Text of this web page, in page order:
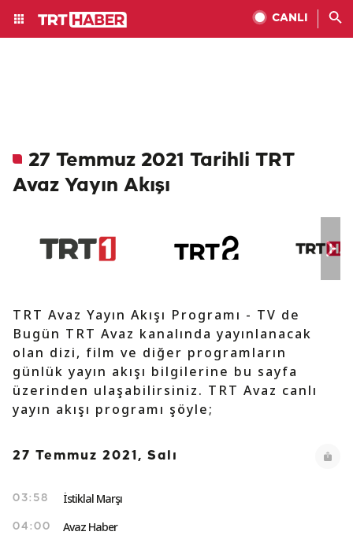
CANLI
27 Temmuz 2021 Tarihli TRT
Avaz Yayın Akışı
TRT Avaz Yayın Akışı Programı - TV de
Bugün TRT Avaz kanalında yayınlanacak
olan dizi, film ve diğer programların
günlük yayın akışı bilgilerine bu sayfa
üzerinden ulaşabilirsiniz. TRT Avaz canlı
yayın akışı programı şöyle;
27 Temmuz 2021, Salı
03:58 İstiklal Marşı
04:00 Avaz Haber